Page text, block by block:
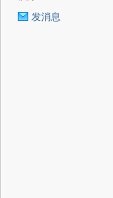
发消息